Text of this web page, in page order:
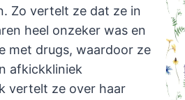
Zo vertelt ze dat ze in
heel onzeker was en
met drugs, waardoor ze
afkickkliniek
vertelt ze over haar